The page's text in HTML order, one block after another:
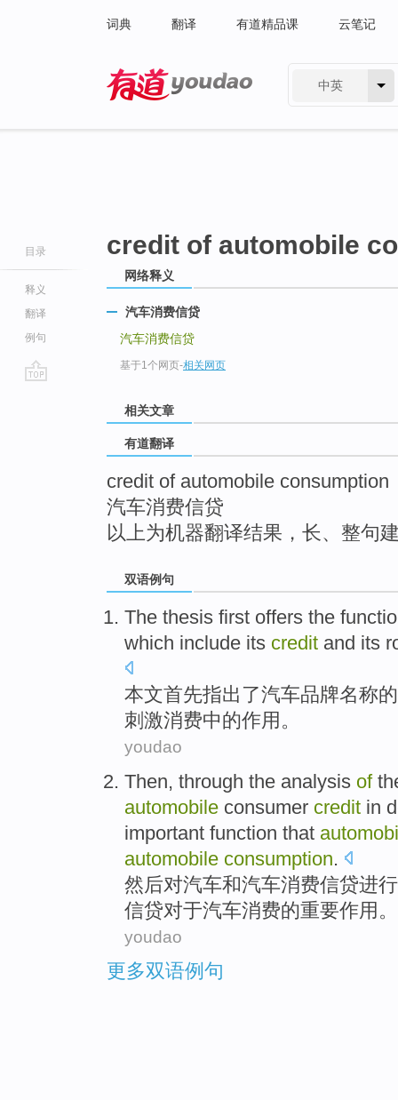
词典 翻译 有道精品课 云笔记
中英
目录
释义
翻译
例句
credit of automobile
网络释义
汽车消费信贷
汽车消费信贷
基于1个网页-相关网页
相关文章
有道翻译
credit of automobile consumption
汽车消费信贷
以上为机器翻译结果，长、整句
双语例句
The thesis first offers the
which include its credit and its
本文首先指出 了汽车品牌名称的
刺激消费中的作用 。
youdao
Then, through the analysis of
automobile consumer credit in
important function that
automobile consumption.
然后对汽车和汽车消费信贷进
信贷对于汽车消费的重要作用 。
youdao
更多双语例句